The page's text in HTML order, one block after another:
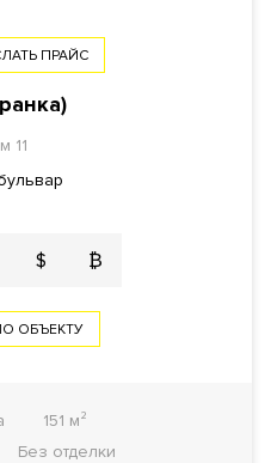
ПРАЙС
11
$ ₿
ОБЪЕКТУ
151 м²
Без отделки